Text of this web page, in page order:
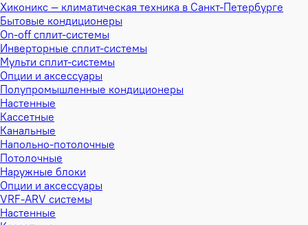
Хиконикс — климатическая техника в Санкт-Петербурге
Бытовые кондиционеры
On-off сплит-системы
Инверторные сплит-системы
Мульти сплит-системы
Опции и аксессуары
Полупромышленные кондиционеры
Настенные
Кассетные
Канальные
Напольно-потолочные
Потолочные
Наружные блоки
Опции и аксессуары
VRF-ARV системы
Настенные